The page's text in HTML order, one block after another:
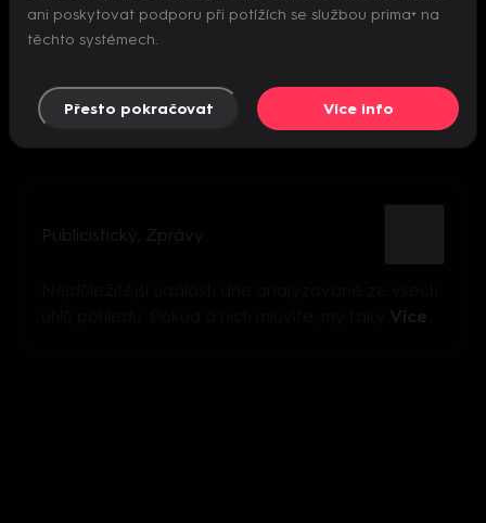
Nepodařilo se inicializovat přehrávač
Publicistický Zprávy
Více
ani poskytovat podporu při potížích se službou prima+ na
těchto systémech.
Přesto pokračovat Více info